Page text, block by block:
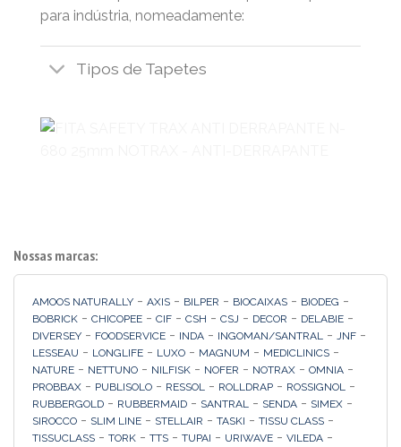
para indústria, nomeadamente:
Tipos de Tapetes
Nossas marcas:
AMOOS NATURALLY - AXIS - BILPER - BIOCAIXAS - BIODEG -
BOBRICK - CHICOPEE - CIF - CSH - CSJ - DECOR - DELABIE -
DIVERSEY - FOODSERVICE - INDA - INGOMAN/SANTRAL - JNF -
LESSEAU - LONGLIFE - LUXO - MAGNUM - MEDICLINICS -
NATURE - NETTUNO - NILFISK - NOFER - NOTRAX - OMNIA -
PROBBAX - PUBLISOLO - RESSOL - ROLLDRAP - ROSSIGNOL -
RUBBERGOLD - RUBBERMAID - SANTRAL - SENDA - SIMEX -
SIROCCO - SLIM LINE - STELLAIR - TASKI - TISSU CLASS -
TISSUCLASS - TORK - TTS - TUPAI - URIWAVE - VILEDA -